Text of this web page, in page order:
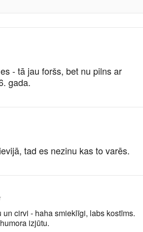
- tā jau foršs, bet nu pilns ar
gada.
tad es nezinu kas to varēs.
cirvi - haha smieklīgi, labs kostīms.
izjūtu.